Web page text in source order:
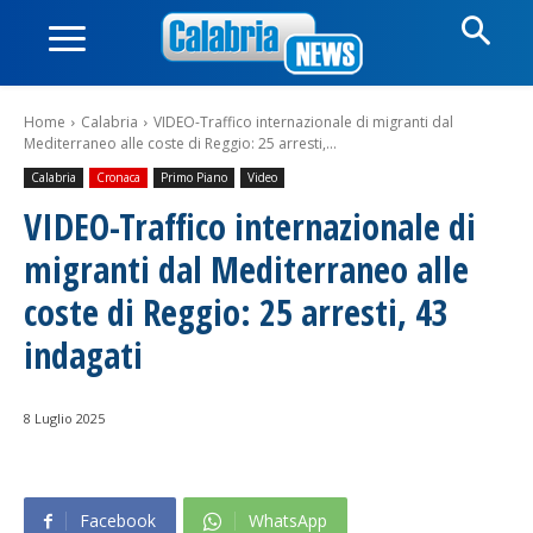
Home Calabria
VIDEO-Traffico internazionale di migranti dal
Mediterraneo alle coste di Reggio: 25 arresti,...
Calabria Cronaca Primo Piano Video
VIDEO-Traffico internazionale di
migranti dal Mediterraneo alle
coste di Reggio: 25 arresti, 43
indagati
8 Luglio 2025
Facebook WhatsApp